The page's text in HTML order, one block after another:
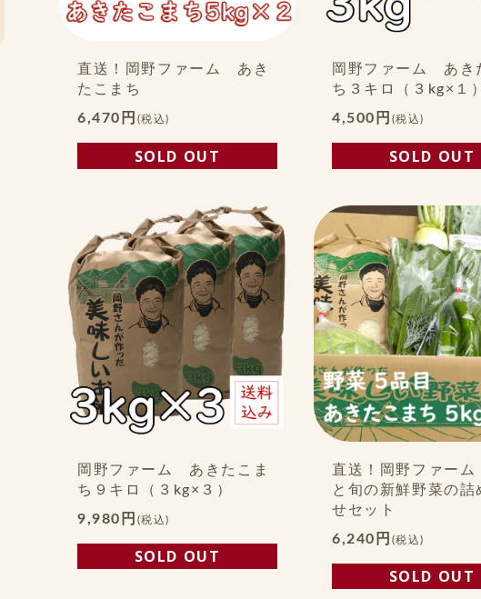
直送！岡野ファーム あき
たこまち
6,470円 (税込)
SOLD OUT
岡野ファーム あき
ち３キロ（３kg×１
4,500円 (税込)
SOLD OUT
岡野ファーム あきたこま
ち９キロ（３kg×３）
9,980円 (税込)
SOLD OUT
直送！岡野ファー
と旬の新鮮野菜の詰
せセット
6,240円 (税込)
SOLD OUT